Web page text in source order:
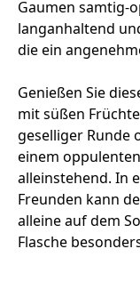
Gaumen samtig-
langanhaltend
die ein
Genießen Sie
mit süßen
geselliger Runde
einem
alleinstehend. In
Freunden kann
alleine auf dem
Flasche